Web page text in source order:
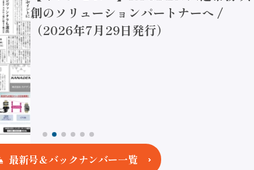
創のソリューションパートナーへ /
（2026年7月29日発行）
最新号＆バックナンバー一覧